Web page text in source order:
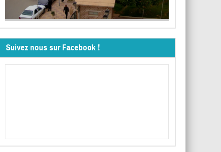
Suivez nous sur Facebook !